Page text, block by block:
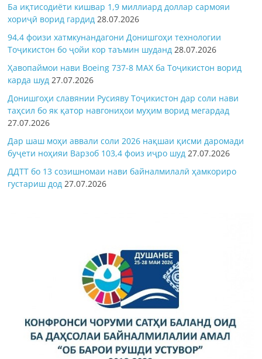
Ба иқтисодиёти кишвар 1,9 миллиард доллар сармояи
хориҷӣ ворид гардид 28.07.2026
94,4 фоизи хатмкунандагони Донишгоҳи технологии
Тоҷикистон бо ҷойи кор таъмин шуданд 28.07.2026
Ҳавопаймои нави Boeing 737-8 MAX ба Тоҷикистон ворид
карда шуд 27.07.2026
Донишгоҳи славянии Русияву Тоҷикистон дар соли нави
таҳсил бо як қатор навгониҳои муҳим ворид мегардад
27.07.2026
Дар шаш моҳи аввали соли 2026 нақшаи қисми даромади
буҷети ноҳияи Варзоб 103,4 фоиз иҷро шуд 27.07.2026
ДДТТ бо 13 созишномаи нави байналмилалӣ ҳамкориро
густариш дод 27.07.2026